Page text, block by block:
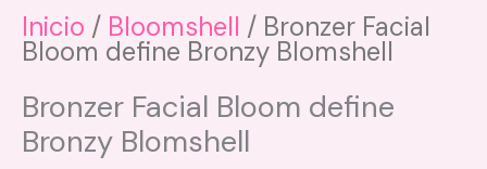
Inicio / Bloomshell / Bronzer Facial
Bloom define Bronzy Blomshell
Bronzer Facial Bloom define
Bronzy Blomshell